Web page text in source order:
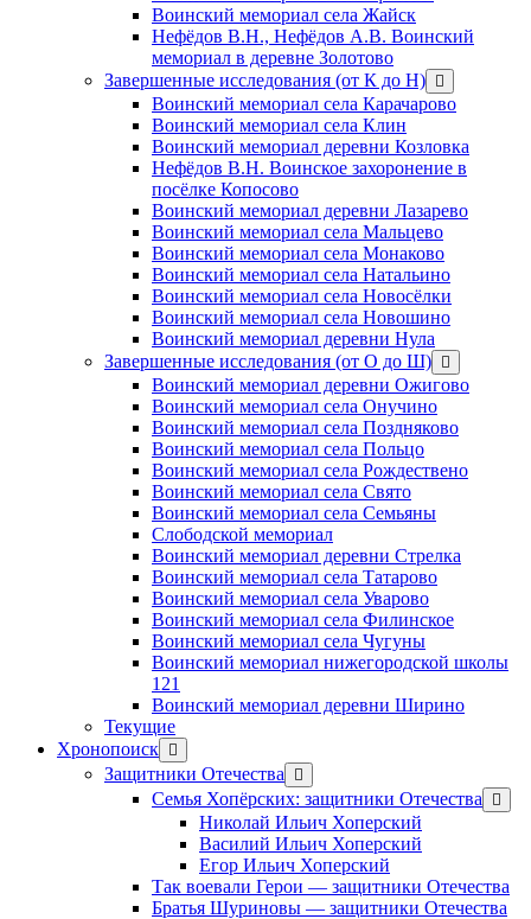
Воинский мемориал села Жайск
Нефёдов В.Н., Нефёдов А.В. Воинский
мемориал в деревне Золотово
Завершенные исследования (от К до Н) открыть
меню
Воинский мемориал села Карачарово
Воинский мемориал села Клин
Воинский мемориал деревни Козловка
Нефёдов В.Н. Воинское захоронение в
посёлке Копосово
Воинский мемориал деревни Лазарево
Воинский мемориал села Мальцево
Воинский мемориал села Монаково
Воинский мемориал села Натальино
Воинский мемориал села Новосёлки
Воинский мемориал села Новошино
Воинский мемориал деревни Нула
Завершенные исследования (от О до Ш) открыть
меню
Воинский мемориал деревни Ожигово
Воинский мемориал села Онучино
Воинский мемориал села Поздняково
Воинский мемориал села Польцо
Воинский мемориал села Рождествено
Воинский мемориал села Свято
Воинский мемориал села Семьяны
Слободской мемориал
Воинский мемориал деревни Стрелка
Воинский мемориал села Татарово
Воинский мемориал села Уварово
Воинский мемориал села Филинское
Воинский мемориал села Чугуны
Воинский мемориал нижегородской школы
121
Воинский мемориал деревни Ширино
Текущие
Хронопоиск открыть
меню
Защитники Отечества
открыть
меню
Семья Хопёрских: защитники Отечества
меню
Николай Ильич Хоперский
Василий Ильич Хоперский
Егор Ильич Хоперский
Так воевали Герои — защитники Отечества
Братья Шуриновы — защитники Отечества